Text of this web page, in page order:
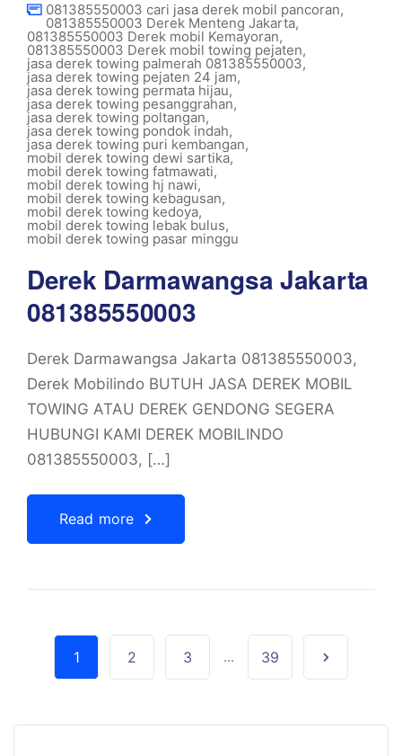
081385550003 cari jasa derek mobil pancoran,
081385550003 Derek Menteng Jakarta,
081385550003 Derek mobil Kemayoran,
081385550003 Derek mobil towing pejaten,
jasa derek towing palmerah 081385550003,
jasa derek towing pejaten 24 jam,
jasa derek towing permata hijau,
jasa derek towing pesanggrahan,
jasa derek towing poltangan,
jasa derek towing pondok indah,
jasa derek towing puri kembangan,
mobil derek towing dewi sartika,
mobil derek towing fatmawati,
mobil derek towing hj nawi,
mobil derek towing kebagusan,
mobil derek towing kedoya,
mobil derek towing lebak bulus,
mobil derek towing pasar minggu
Derek Darmawangsa Jakarta
081385550003
Derek Darmawangsa Jakarta 081385550003,
Derek Mobilindo BUTUH JASA DEREK MOBIL
TOWING ATAU DEREK GENDONG SEGERA
HUBUNGI KAMI DEREK MOBILINDO
081385550003, […]
Read more
1 2 3 ... 39